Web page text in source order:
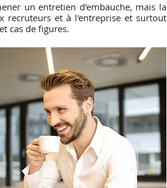
un entretien d'embauche, mais la
recruteurs et à l'entreprise et surtout
cas de figures.